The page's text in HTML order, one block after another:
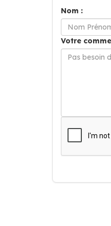
Nom :
Votre